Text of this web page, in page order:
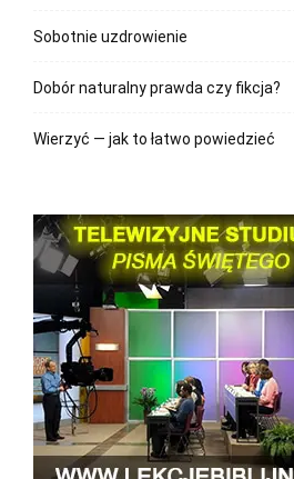
Sobotnie uzdrowienie
Dobór naturalny prawda czy fikcja?
Wierzyć — jak to łatwo powiedzieć